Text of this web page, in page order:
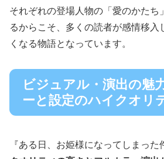
それぞれの登場人物の「愛のかたち
るからこそ、多くの読者が感情移入
くなる物語となっています。
ビジュアル・演出の魅
ーと設定のハイクオリ
『ある日、お姫様になってしまった